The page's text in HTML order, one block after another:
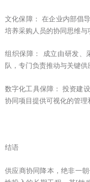
文化保障： 在企业内部倡
培养采购人员的协同思维与
组织保障： 成立由研发、
队，专门负责推动与关键供
数字化工具保障： 投资建
协同项目提供可视化的管理
结语
供应商协同降本，绝非一